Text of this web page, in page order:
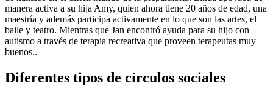
manera activa a su hija Amy, quien ahora tiene 20 años de edad, una
maestría y además participa activamente en lo que son las artes, el
baile y teatro. Mientras que Jan encontró ayuda para su hijo con
autismo a través de terapia recreativa que proveen terapeutas muy
buenos..
Diferentes tipos de círculos sociales